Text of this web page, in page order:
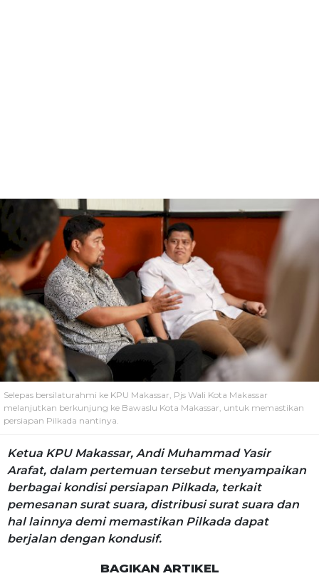
Selepas bersilaturahmi ke KPU Makassar, Pjs Wali Kota Makassar
melanjutkan berkunjung ke Bawaslu Kota Makassar, untuk memastikan
persiapan Pilkada nantinya.
Ketua KPU Makassar, Andi Muhammad Yasir
Arafat, dalam pertemuan tersebut menyampaikan
berbagai kondisi persiapan Pilkada, terkait
pemesanan surat suara, distribusi surat suara dan
hal lainnya demi memastikan Pilkada dapat
berjalan dengan kondusif.
BAGIKAN ARTIKEL